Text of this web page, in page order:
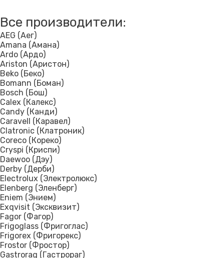
Все производители:
AEG (Аег)
Amana (Амана)
Ardo (Ардо)
Ariston (Аристон)
Beko (Беко)
Bomann (Боман)
Bosch (Бош)
Calex (Калекс)
Candy (Канди)
Caravell (Каравел)
Clatronic (Клатроник)
Coreco (Кореко)
Cryspi (Криспи)
Daewoo (Дэу)
Derby (Дерби)
Electrolux (Электролюкс)
Elenberg (Эленберг)
Eniem (Энием)
Exqvisit (Эксквизит)
Fagor (Фагор)
Frigoglass (Фригоглас)
Frigorex (Фригорекс)
Frostor (Фростор)
Gastrorag (Гастрораг)